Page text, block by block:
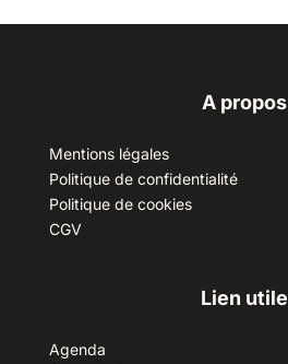
A propos
Mentions légales
Politique de confidentialité
Politique de cookies
CGV
Lien utile
Agenda